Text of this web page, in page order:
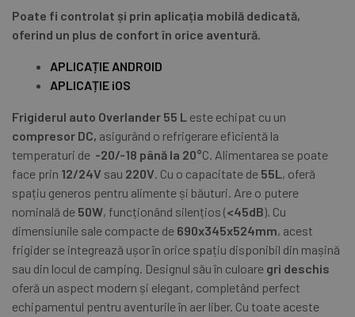
Poate fi controlat și prin aplicația mobilă dedicată,
oferind un plus de confort în orice aventură.
APLICAȚIE ANDROID
APLICAȚIE iOS
Frigiderul auto Overlander 55 L este echipat cu un
compresor DC, asigurând o refrigerare eficientă la
temperaturi de -20/-18 până la 20°C. Alimentarea se poate
face prin 12/24V sau 220V. Cu o capacitate de 55L, oferă
spațiu generos pentru alimente și băuturi. Are o putere
nominală de 50W, funcționând silențios (<45dB). Cu
dimensiunile sale compacte de 690x345x524mm, acest
frigider se integrează ușor în orice spațiu disponibil din mașină
sau din locul de camping. Designul său în culoare gri deschis
oferă un aspect modern și elegant, completând perfect
echipamentul pentru aventurile în aer liber. Cu toate aceste